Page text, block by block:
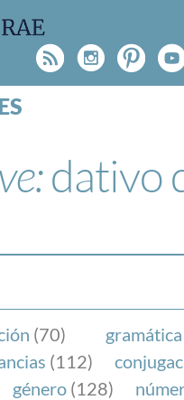
Rss
patrocinada por la
cuyo objetivo es
los medios de
dativo
(70) gramática
(112)
género (128)